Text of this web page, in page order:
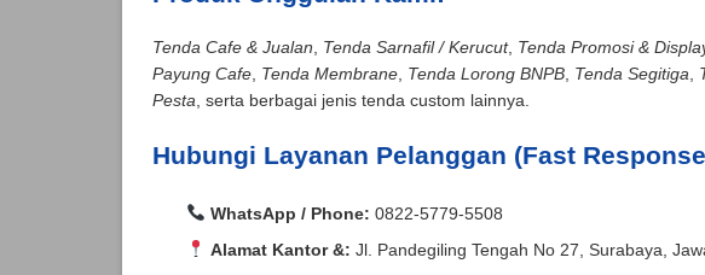
Tenda Cafe & Jualan Tenda Sarnafil / Kerucut, Tenda Promosi &
Payung Cafe, Tenda Membrane, Tenda Lorong BNPB, Tenda Segitiga
Pesta , serta berbagai jenis tenda custom lainnya.
Hubungi Layanan Pelanggan (Fast
WhatsApp / Phone: 0822-5779-5508
Alamat Kantor &: Jl. Pandegiling Tengah No 27, Surabaya,